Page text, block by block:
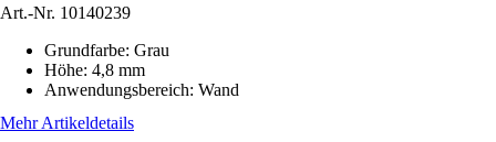
Art.-Nr. 10140239
Grundfarbe: Grau
Höhe: 4,8 mm
Anwendungsbereich: Wand
Mehr Artikeldetails